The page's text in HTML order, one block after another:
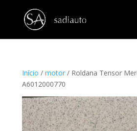
Início / motor/ Roldana Tensor
A6012000770